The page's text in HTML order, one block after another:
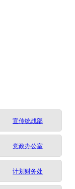
宣传统战部
党政办公室
计划财务处